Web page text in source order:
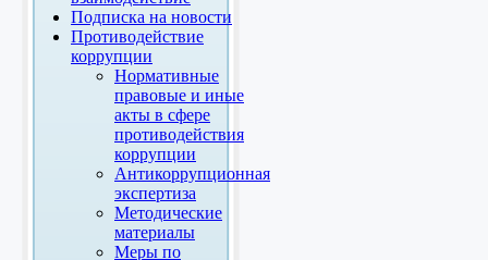
Подписка на новости
Противодействие
коррупции
Нормативные
правовые и иные
акты в сфере
противодействия
коррупции
Антикоррупционная
экспертиза
Методические
материалы
Меры по